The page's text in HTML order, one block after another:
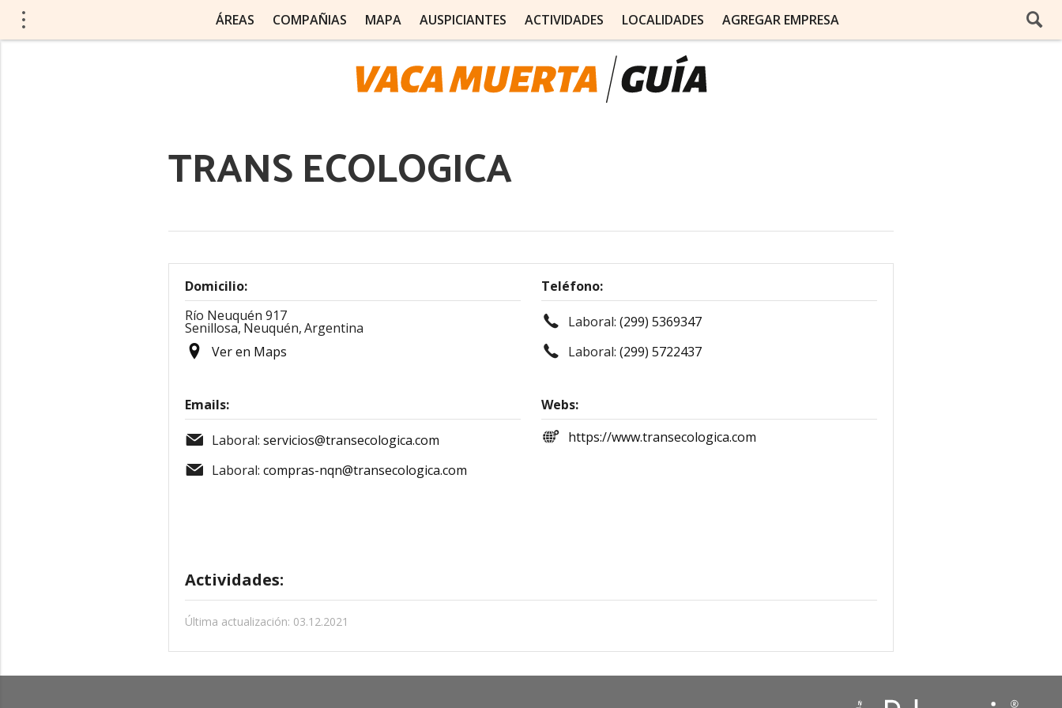
ÁREAS COMPAÑIAS MAPA AUSPICIANTES ACTIVIDADES LOCALIDADES AGREGAR EMPRESA
TRANS ECOLOGICA
Domicilio:
Río Neuquén 917
Senillosa, Neuquén,Argentina
Ver en Maps
Teléfono:
Laboral: (299) 5369347
Laboral: (299) 5722437
Emails:
Laboral: servicios@transecologica.com
Laboral: compras-nqn@transecologica.com
Webs:
https://www.transecologica.com
Actividades:
Última actualización: 03.12.2021